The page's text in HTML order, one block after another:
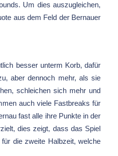
Um dies auszugleichen,
aus dem Feld der Bernauer
besser unterm Korb, dafür
aber dennoch mehr, als sie
schleichen sich mehr und
auch viele Fastbreaks für
fast alle ihre Punkte in der
dies zeigt, dass das Spiel
die zweite Halbzeit, welche